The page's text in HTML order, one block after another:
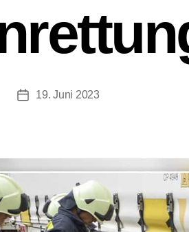
Beitragsdatum
19. Juni 2023